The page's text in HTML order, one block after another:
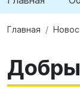
Главная